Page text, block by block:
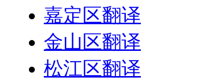
嘉定区翻译
金山区翻译
松江区翻译